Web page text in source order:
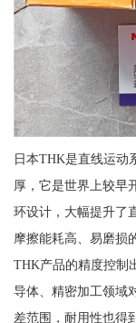
日本THK是直线运动
厚，它是世界上较早
环设计，大幅提升了
摩擦能耗高、易磨损
THK产品的精度控制
导体、精密加工领域
差范围，耐用性也得